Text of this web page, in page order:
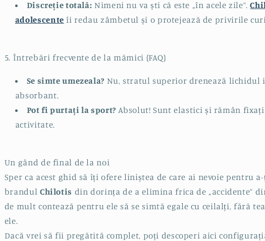
Discreție totală: Nimeni nu va ști că este „în acele zile”.
adolescente îi redau zâmbetul și o protejează de privirile
5. Întrebări frecvente de la mămici (FAQ)
Se simte umezeala? Nu, stratul superior drenează lichidul
absorbant.
Pot fi purtați la sport? Absolut! Sunt elastici și rămân
activitate.
Un gând de final de la noi
Sper ca acest ghid să îți ofere liniștea de care ai nevoie pentru
brandul Chilotis din dorința de a elimina frica de „accidente”
de mult contează pentru ele să se simtă egale cu ceilalți, fără
ele.
Dacă vrei să fii pregătită complet, poți descoperi aici